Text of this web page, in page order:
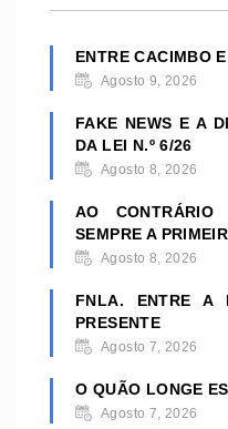
ENTRE CACIMBO
Agosto 9, 2026
FAKE NEWS E A
DA LEI N.º 6/26
Agosto 8, 2026
AO
SEMPRE A
Agosto 8, 2026
FNLA. ENTRE A
PRESENTE
Agosto 7, 2026
O QUÃO LONGE
Agosto 7, 2026